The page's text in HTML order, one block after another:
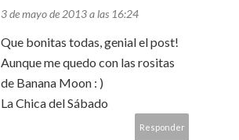
3 de mayo de 2013 a las 16:24
Que bonitas todas, genial el post!
Aunque me quedo con las rositas
de Banana Moon : )
La Chica del Sábado
Responder